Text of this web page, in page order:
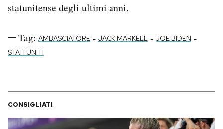
statunitense degli ultimi anni.
Tag: AMBASCIATORE - JACK MARKELL - JOE BIDEN -
STATI UNITI
CONSIGLIATI